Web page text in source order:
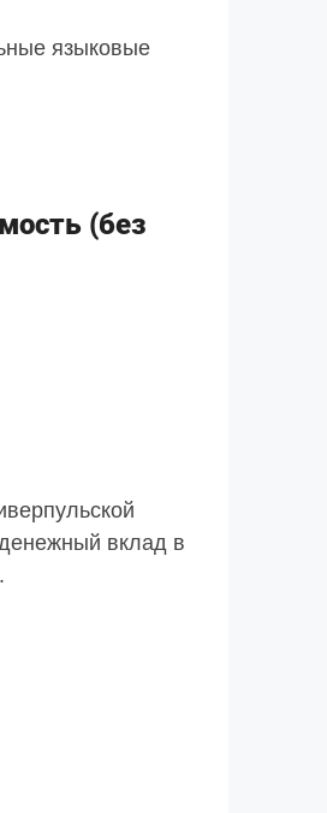
языковые
(без
вклад в